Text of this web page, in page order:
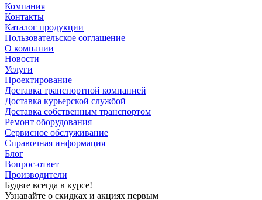
Компания
Контакты
Каталог продукции
Пользовательское соглашение
О компании
Новости
Услуги
Проектирование
Доставка транспортной компанией
Доставка курьерской службой
Доставка собственным транспортом
Ремонт оборудования
Сервисное обслуживание
Справочная информация
Блог
Вопрос-ответ
Производители
Будьте всегда в курсе!
Узнавайте о скидках и акциях первым